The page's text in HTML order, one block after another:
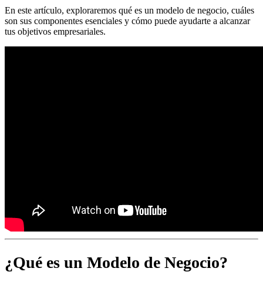
En este artículo, exploraremos qué es un modelo de negocio, cuáles
son sus componentes esenciales y cómo puede ayudarte a alcanzar
tus objetivos empresariales.
¿Qué es un Modelo de Negocio?